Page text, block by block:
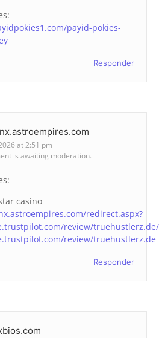
payid-pokies-
Responder
at 2:51 pm
is awaiting moderation.
casino
redirect.aspx?
review/
review/truehustlerz.de
Responder